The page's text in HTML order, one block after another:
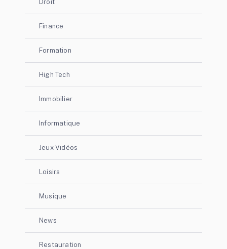
Droit
Finance
Formation
High Tech
Immobilier
Informatique
Jeux Vidéos
Loisirs
Musique
News
Restauration